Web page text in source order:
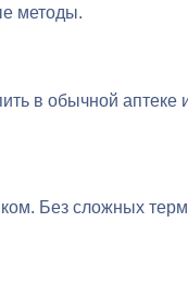
методы.
в обычной
Без сложных